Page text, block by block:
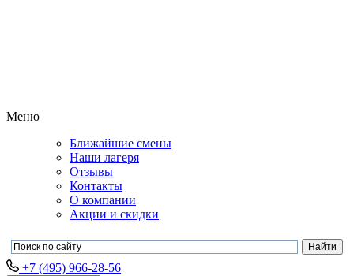
Меню
Ближайшие смены
Наши лагеря
Отзывы
Контакты
О компании
Акции и скидки
+7 (495) 966-28-56